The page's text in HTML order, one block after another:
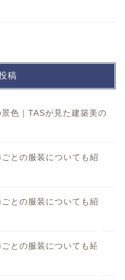
稿
色｜TASが見た建築美の
との服装についても紹
との服装についても紹
との服装についても紹
役立つ情報
楽しみ方